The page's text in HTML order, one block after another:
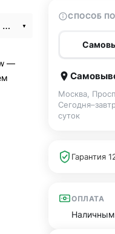
Apple iPad 11" (A16 2025) Wi-Fi 128Gb Yellow
—
СПОСОБ
Москва,
суток
Гарантия
ОПЛАТА